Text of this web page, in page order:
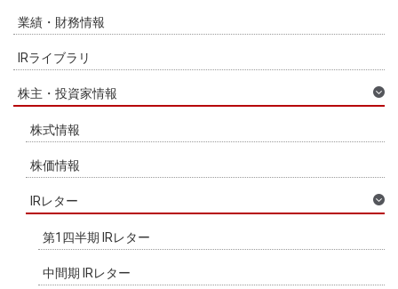
業績・財務情報
IRライブラリ
株主・投資家情報
株式情報
株価情報
IRレター
第1四半期 IRレター
中間期 IRレター